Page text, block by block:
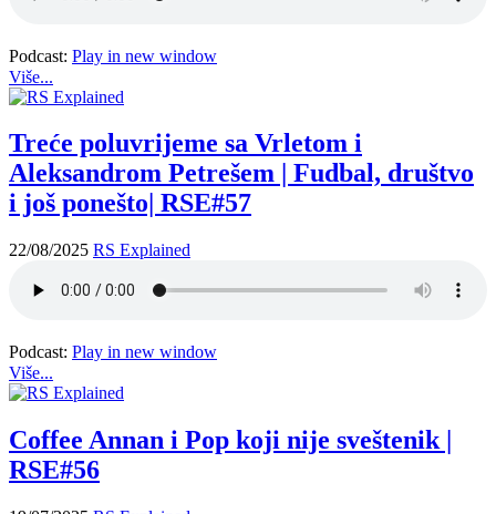
Podcast: Play in new window
Više...
Treće poluvrijeme sa Vrletom i
Aleksandrom Petrešem | Fudbal, društvo
i još ponešto| RSE#57
22/08/2025 RS Explained
Podcast: Play in new window
Više...
Coffee Annan i Pop koji nije sveštenik |
RSE#56